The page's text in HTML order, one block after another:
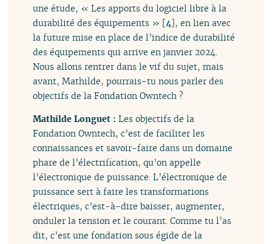
une étude, « Les apports du logiciel libre à la
durabilité des équipements » [4], en lien avec
la future mise en place de l’indice de durabilité
des équipements qui arrive en janvier 2024.
Nous allons rentrer dans le vif du sujet, mais
avant, Mathilde, pourrais-tu nous parler des
objectifs de la Fondation Owntech ?
Mathilde Longuet :Les objectifs de la
Fondation Owntech, c’est de faciliter les
connaissances et savoir-faire dans un domaine
phare de l’électrification, qu’on appelle
l’électronique de puissance. L’électronique de
puissance sert à faire les transformations
électriques, c’est-à-dire baisser, augmenter,
onduler la tension et le courant. Comme tu l’as
dit, c’est une fondation sous égide de la